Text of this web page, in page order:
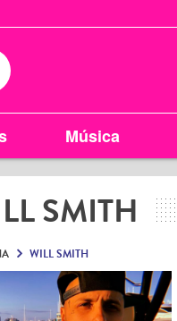
Música
SMITH
WILL SMITH